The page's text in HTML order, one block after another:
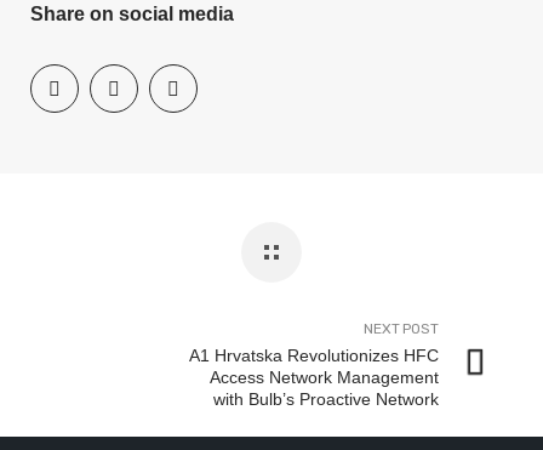
Share on social media
NEXT POST
A1 Hrvatska Revolutionizes HFC
Access Network Management
with Bulb’s Proactive Network